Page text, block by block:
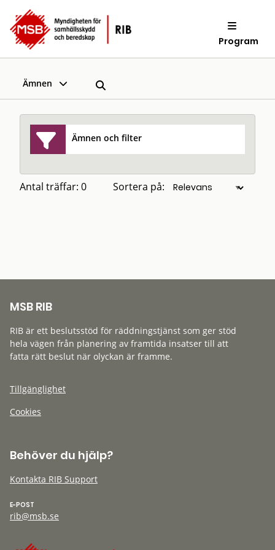
Program
Ämnen
Ämnen och filter
Antal träffar: 0 Sortera på:
MSB RIB
RIB är ett beslutsstöd för räddningstjänst som ger stöd
hela vägen från planering av framtida insatser till att
fatta rätt beslut när olyckan är framme.
Tillgänglighet
Cookies
Behöver du hjälp?
Kontakta RIB Support
E-POST
rib@msb.se